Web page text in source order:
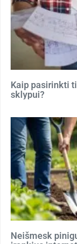
Kaip pasirinkti
sklypui?
Neišmesk